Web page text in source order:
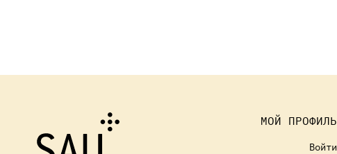
МОЙ ПРОФИЛЬ
Войти